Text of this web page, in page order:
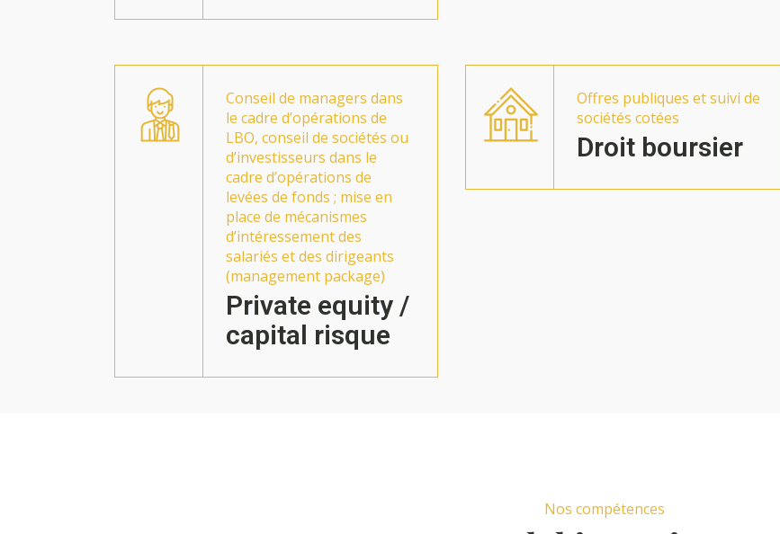
Conseil de managers dans
le cadre d’opérations de
LBO, conseil de sociétés ou
d’investisseurs dans le
cadre d’opérations de
levées de fonds ; mise en
place de mécanismes
d’intéressement des
salariés et des dirigeants
(management package)
Private equity /
capital risque
Offres publiques et suivi de
sociétés cotées
Droit boursier
Nos compétences